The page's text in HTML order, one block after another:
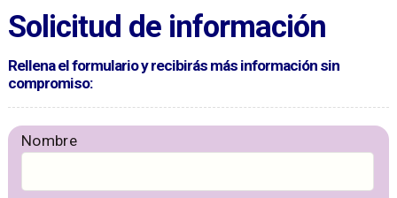
Solicitud de información
Rellena el formulario y recibirás más información sin
compromiso:
Nombre